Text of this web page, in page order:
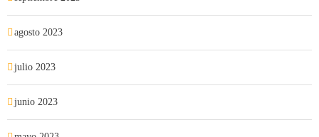
agosto 2023
julio 2023
junio 2023